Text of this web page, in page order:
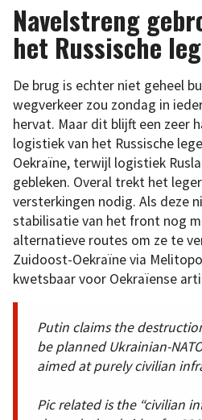
Navelstreng
het Russische
De brug is echter niet geheel
wegverkeer zou zondag in
hervat. Maar dit blijft een zeer
logistiek van het Russische
Oekraïne, terwijl logistiek
gebleken. Overal trekt het
versterkingen nodig. Als deze
stabilisatie van het front nog
alternatieve routes om ze te
Zuidoost-Oekraïne via
kwetsbaar voor Oekraïense
Putin claims the
be planned Ukrainian-
aimed at purely civilian
Pic related is the “civilian